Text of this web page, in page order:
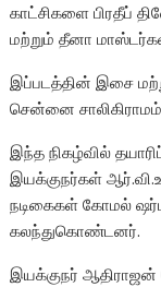
காட்சிகளை பிரதீப்
மற்றும் தீனா
இப்படத்தின் இசை
சென்னை சாலிகிராமம்
இந்த நிகழ்வில்
இயக்குநர்கள்
நடிகைகள் கோமல்
கலந்துகொண்டனர்.
இயக்குநர் ஆதிராஜன்